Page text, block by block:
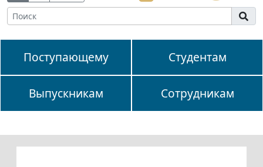
Поступающему Студентам
Выпускникам Сотрудникам